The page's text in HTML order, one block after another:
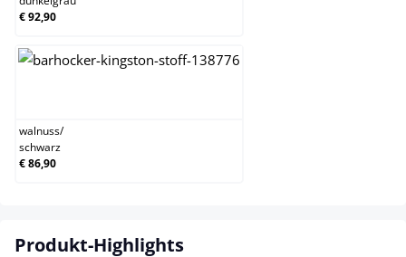
€ 92,90
walnuss/
schwarz
€ 86,90
Produkt-Highlights